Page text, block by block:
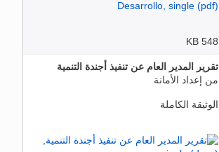
548 KB
تقرير المدير العام عن تنفيذ أجندة التنمية
من إعداد الأمانة
الوثيقة الكاملة